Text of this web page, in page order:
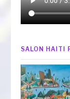
SALON HAITI